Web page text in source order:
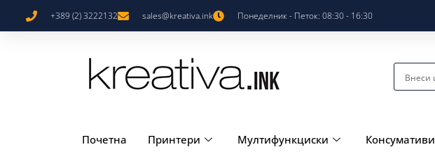
+389 (2) 3222132 sales@kreativa.ink Понеделник - Петок: 08:30 - 16:30
Почетна Принтери Мултифункциски Консумативи